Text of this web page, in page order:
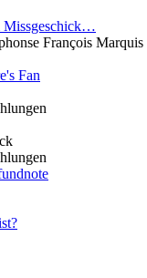
Missgeschick…
François Marquis
Fan